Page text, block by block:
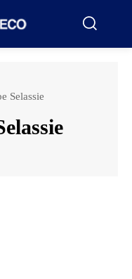
Selassie